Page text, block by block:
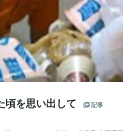
頃を思い出して 記事